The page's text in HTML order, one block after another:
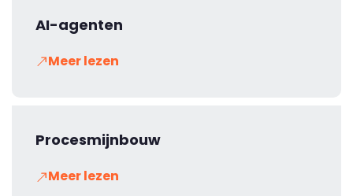
AI-agenten
Meer lezen
Procesmijnbouw
Meer lezen